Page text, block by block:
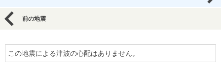
前の地震
この地震による津波の心配はありません。